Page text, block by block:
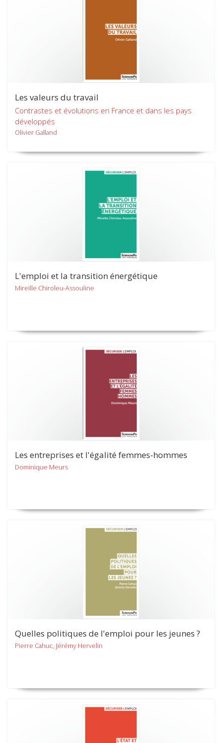
Les valeurs du travail
Contrastes et évolutions en France et dans les pays
développés
Olivier Galland
L'emploi et la transition énergétique
Mireille Chiroleu-Assouline
Les entreprises et l'égalité femmes-hommes
Dominique Meurs
Quelles politiques de l'emploi pour les jeunes ?
Pierre Cahuc, Jérémy Hervelin